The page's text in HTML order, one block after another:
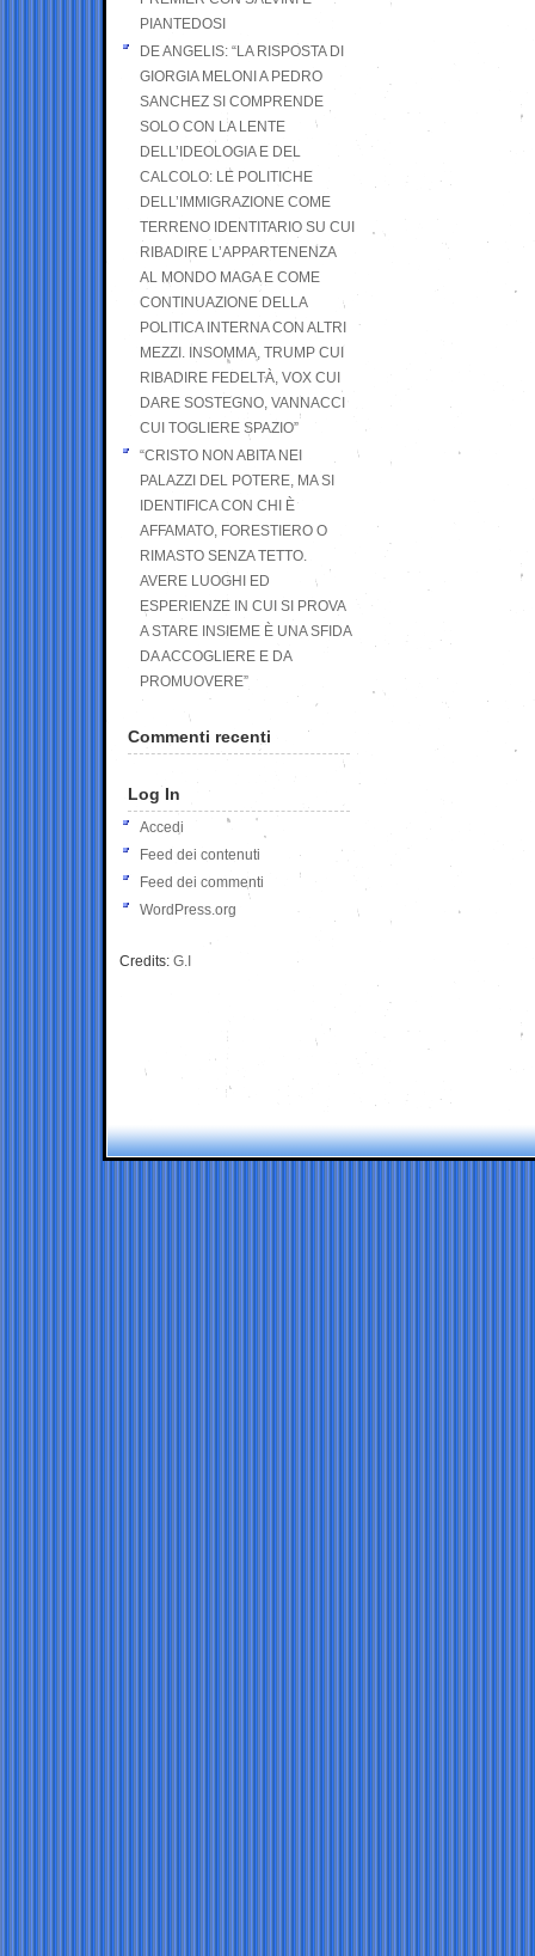
PIANTEDOSI
DE ANGELIS: “LA RISPOSTA DI
GIORGIA MELONI A PEDRO
SANCHEZ SI COMPRENDE
SOLO CON LA LENTE
DELL’IDEOLOGIA E DEL
CALCOLO: LE POLITICHE
DELL’IMMIGRAZIONE COME
TERRENO IDENTITARIO SU CUI
RIBADIRE L’APPARTENENZA
AL MONDO MAGA E COME
CONTINUAZIONE DELLA
POLITICA INTERNA CON ALTRI
MEZZI. INSOMMA, TRUMP CUI
RIBADIRE FEDELTÀ, VOX CUI
DARE SOSTEGNO, VANNACCI
CUI TOGLIERE SPAZIO”
“CRISTO NON ABITA NEI
PALAZZI DEL POTERE, MA SI
IDENTIFICA CON CHI È
AFFAMATO, FORESTIERO O
RIMASTO SENZA TETTO.
AVERE LUOGHI ED
ESPERIENZE IN CUI SI PROVA
A STARE INSIEME È UNA SFIDA
DA ACCOGLIERE E DA
PROMUOVERE”
Commenti recenti
Log In
Accedi
Feed dei contenuti
Feed dei commenti
WordPress.org
Credits: G.I